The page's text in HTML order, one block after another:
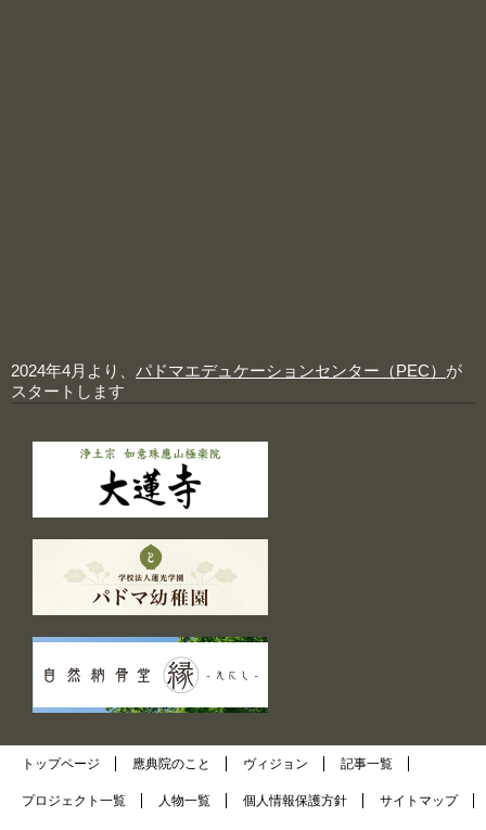
2024年4月より、 パドマエデュケーションセンター（PEC） が
スタートします
トップページ 應典院のこと ヴィジョン 記事一覧
プロジェクト一覧 人物一覧 個人情報保護方針 サイトマップ